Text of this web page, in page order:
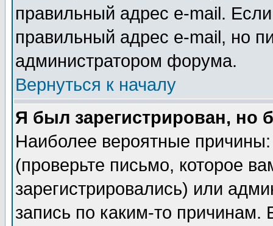
правильный адрес e-mail.
правильный адрес e-mail, но
администратором форума.
Вернуться к началу
Я был зарегистрирован, но
Наиболее вероятные
(проверьте письмо, которое
зарегистрировались) или
запись по каким-то